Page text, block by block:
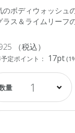
のボディウォッシュ
ラス＆ライムリーフ
（税込）
定ポイント： 17pt
1